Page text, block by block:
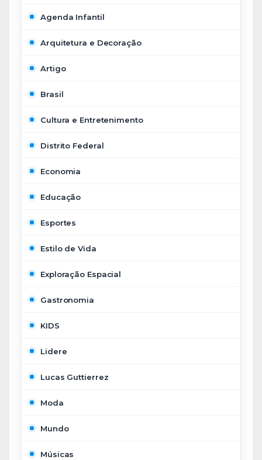
Agenda Infantil
Arquitetura e Decoração
Artigo
Brasil
Cultura e Entretenimento
Distrito Federal
Economia
Educação
Esportes
Estilo de Vida
Exploração Espacial
Gastronomia
KIDS
Lidere
Lucas Guttierrez
Moda
Mundo
Músicas